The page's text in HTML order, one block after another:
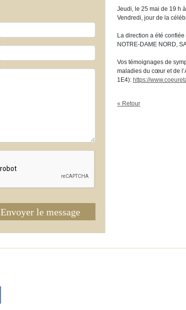
Envoyer le message
Jeudi, le 25 mai de 19 h
Vendredi, jour de la
La direction a été
NOTRE-DAME NORD,
Vos témoignages de
maladies du cœur et de
1E4): https://
« Retour